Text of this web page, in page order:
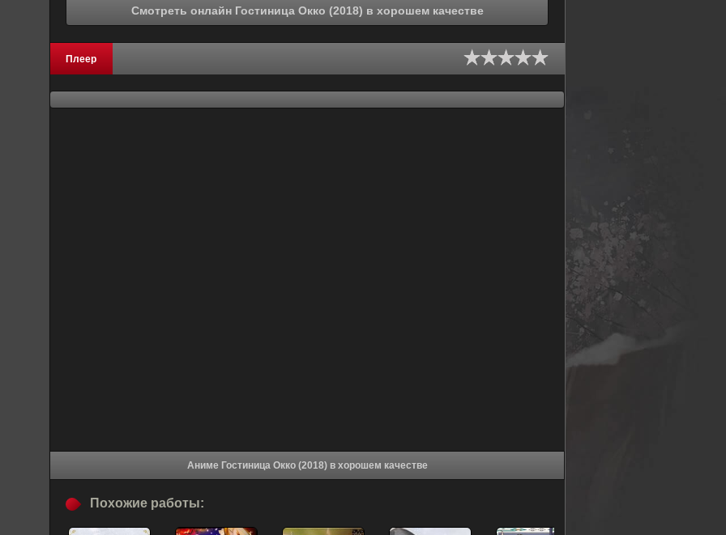
Смотреть онлайн Гостиница Окко (2018) в хорошем качестве
Плеер
Аниме Гостиница Окко (2018) в хорошем качестве
Похожие работы: